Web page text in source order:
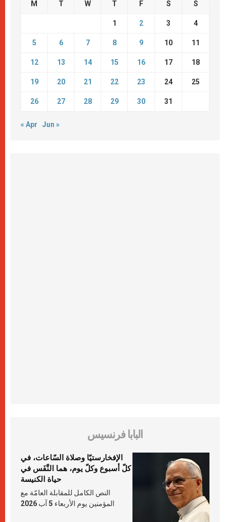
M T W T F S S
1 2 3 4
5 6 7 8 9 10 11
12 13 14 15 16 17 18
19 20 21 22 23 24 25
26 27 28 29 30 31
« Apr Jun »
البابا فرنسيس
الإفخارستيّا وصلاة السّاعات، في
كلّ أسبوع وكلّ يوم، هما النَّفَس في
حياة الكنيسة
النص الكامل للمقابلة العامّة مع
المؤمنين يوم الأربعاء 5 آب 2026